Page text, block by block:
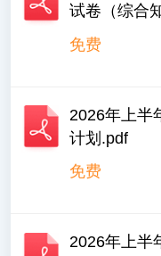
试卷（综合
免费
2026年上半
计划.pdf
免费
2026年上半